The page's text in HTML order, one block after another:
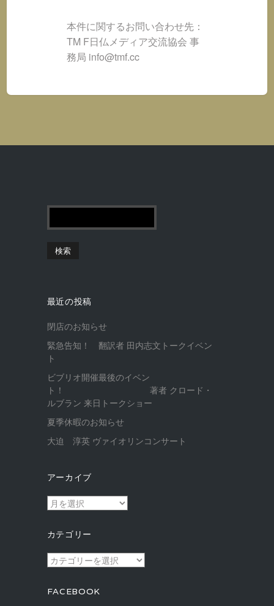
本件に関するお問い合わせ先：
TM F日仏メディア交流協会 事
務局 info@tmf.cc
最近の投稿
閉店のお知らせ
緊急告知！ 翻訳者 田内志文トークイベン
ト
ビブリオ開催最後のイベン
ト！ 著者 クロード・
ルブラン 来日トークショー
夏季休暇のお知らせ
大迫 淳英 ヴァイオリンコンサート
アーカイブ
ア
ー
イ
ブ
カテゴリー
カ
テ
リ
FACEBOOK